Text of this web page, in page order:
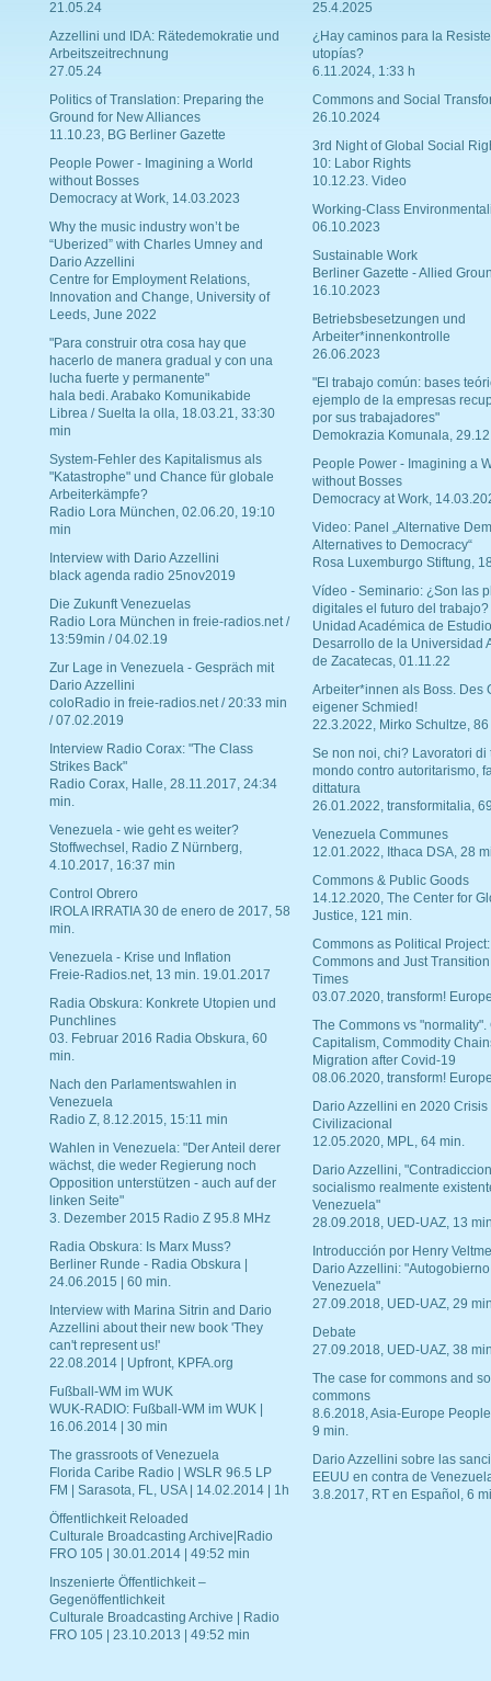
21.05.24
Azzellini und IDA: Rätedemokratie und
Arbeitszeitrechnung
27.05.24
Politics of Translation: Preparing the
Ground for New Alliances
11.10.23, BG Berliner Gazette
People Power - Imagining a World
without Bosses
Democracy at Work, 14.03.2023
Why the music industry won’t be
“Uberized” with Charles Umney and
Dario Azzellini
Centre for Employment Relations,
Innovation and Change, University of
Leeds, June 2022
"Para construir otra cosa hay que
hacerlo de manera gradual y con una
lucha fuerte y permanente"
hala bedi. Arabako Komunikabide
Librea / Suelta la olla, 18.03.21, 33:30
min
System-Fehler des Kapitalismus als
"Katastrophe" und Chance für globale
Arbeiterkämpfe?
Radio Lora München, 02.06.20, 19:10
min
Interview with Dario Azzellini
black agenda radio 25nov2019
Die Zukunft Venezuelas
Radio Lora München in freie-radios.net /
13:59min / 04.02.19
Zur Lage in Venezuela - Gespräch mit
Dario Azzellini
coloRadio in freie-radios.net / 20:33 min
/ 07.02.2019
Interview Radio Corax: "The Class
Strikes Back"
Radio Corax, Halle, 28.11.2017, 24:34
min.
Venezuela - wie geht es weiter?
Stoffwechsel, Radio Z Nürnberg,
4.10.2017, 16:37 min
Control Obrero
IROLA IRRATIA 30 de enero de 2017, 58
min.
Venezuela - Krise und Inflation
Freie-Radios.net, 13 min. 19.01.2017
Radia Obskura: Konkrete Utopien und
Punchlines
03. Februar 2016 Radia Obskura, 60
min.
Nach den Parlamentswahlen in
Venezuela
Radio Z, 8.12.2015, 15:11 min
Wahlen in Venezuela: "Der Anteil derer
wächst, die weder Regierung noch
Opposition unterstützen - auch auf der
linken Seite"
3. Dezember 2015 Radio Z 95.8 MHz
Radia Obskura: Is Marx Muss?
Berliner Runde - Radia Obskura |
24.06.2015 | 60 min.
Interview with Marina Sitrin and Dario
Azzellini about their new book 'They
can't represent us!'
22.08.2014 | Upfront, KPFA.org
Fußball-WM im WUK
WUK-RADIO: Fußball-WM im WUK |
16.06.2014 | 30 min
The grassroots of Venezuela
Florida Caribe Radio | WSLR 96.5 LP
FM | Sarasota, FL, USA | 14.02.2014 | 1h
Öffentlichkeit Reloaded
Culturale Broadcasting Archive|Radio
FRO 105 | 30.01.2014 | 49:52 min
Inszenierte Öffentlichkeit –
Gegenöffentlichkeit
Culturale Broadcasting Archive | Radio
FRO 105 | 23.10.2013 | 49:52 min
25.4.2025
¿Hay caminos para la
utopías?
6.11.2024, 1:33 h
Commons and Social
26.10.2024
3rd Night of Global Social
10: Labor Rights
10.12.23. Video
Working-Class
06.10.2023
Sustainable Work
Berliner Gazette - Allied
16.10.2023
Betriebsbesetzungen und
Arbeiter*innenkontrolle
26.06.2023
"El trabajo común: bases
ejemplo de la empresas
por sus trabajadores"
Demokrazia Komunala,
People Power - Imagining a
without Bosses
Democracy at Work,
Video: Panel „Alternative
Alternatives to Democracy“
Rosa Luxemburgo Stiftung,
Vídeo - Seminario: ¿Son las
digitales el futuro del trabajo?
Unidad Académica de
Desarrollo de la Universidad
de Zacatecas, 01.11.22
Arbeiter*innen als Boss. Des
eigener Schmied!
22.3.2022, Mirko Schultze, 86
Se non noi, chi? Lavoratori di
mondo contro autoritarismo,
dittatura
26.01.2022, transformitalia,
Venezuela Communes
12.01.2022, Ithaca DSA, 28
Commons & Public Goods
14.12.2020, The Center for
Justice, 121 min.
Commons as Political Project:
Commons and Just
Times
03.07.2020, transform!
The Commons vs "normality".
Capitalism, Commodity
Migration after Covid-19
08.06.2020, transform!
Dario Azzellini en 2020 Crisis
Civilizacional
12.05.2020, MPL, 64 min.
Dario Azzellini,
socialismo realmente
Venezuela"
28.09.2018, UED-UAZ, 13
Introducción por Henry
Dario Azzellini:
Venezuela"
27.09.2018, UED-UAZ, 29
Debate
27.09.2018, UED-UAZ, 38
The case for commons and
commons
8.6.2018, Asia-Europe
9 min.
Dario Azzellini sobre las
EEUU en contra de
3.8.2017, RT en Español, 6